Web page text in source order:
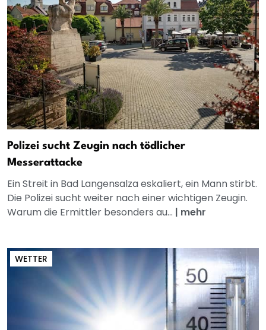
Polizei sucht Zeugin nach tödlicher
Messerattacke
Ein Streit in Bad Langensalza eskaliert, ein Mann stirbt.
Die Polizei sucht weiter nach einer wichtigen Zeugin.
Warum die Ermittler besonders au... | mehr
WETTER